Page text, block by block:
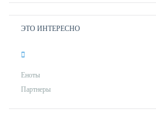
ЭТО ИНТЕРЕСНО
Еноты
Партнеры